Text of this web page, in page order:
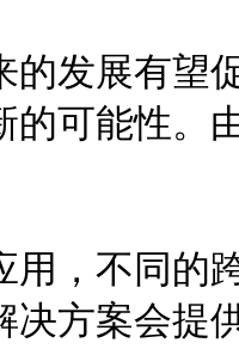
的发展有望
的可能性。
用，不同的
决方案会提